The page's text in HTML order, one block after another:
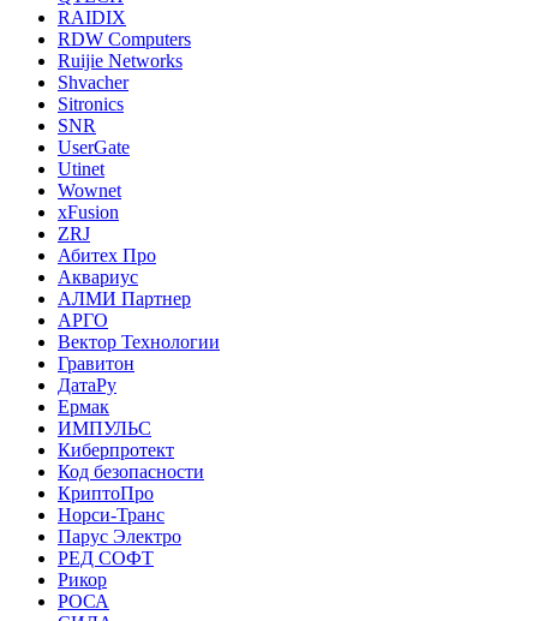
RAIDIX
RDW Computers
Ruijie Networks
Shvacher
Sitronics
SNR
UserGate
Utinet
Wownet
xFusion
ZRJ
Абитех Про
Аквариус
АЛМИ Партнер
АРГО
Вектор Технологии
Гравитон
ДатаРу
Ермак
ИМПУЛЬС
Киберпротект
Код безопасности
КриптоПро
Норси-Транс
Парус Электро
РЕД СОФТ
Рикор
РОСА